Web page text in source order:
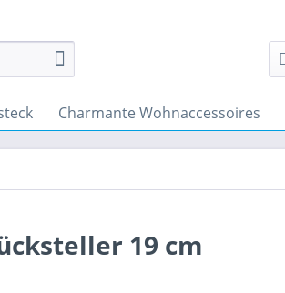
Charmante Wohnaccessoires
19 cm